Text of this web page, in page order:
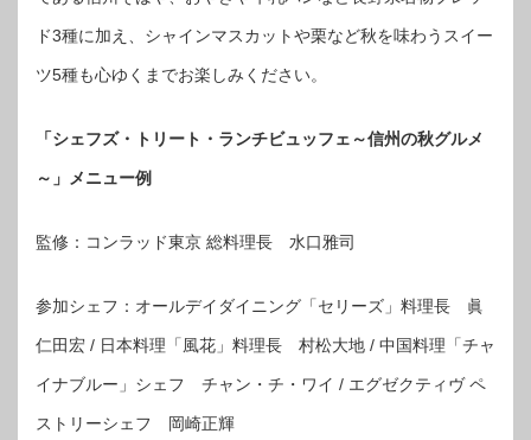
ド3種に加え、シャインマスカットや栗など秋を味わうスイー
ツ5種も心ゆくまでお楽しみください。
「シェフズ・トリート・ランチビュッフェ～信州の秋グルメ
～」メニュー例
監修：コンラッド東京 総料理長 水口雅司
参加シェフ：オールデイダイニング「セリーズ」料理長 眞
仁田宏 / 日本料理「風花」料理長 村松大地 / 中国料理「チャ
イナブルー」シェフ チャン・チ・ワイ / エグゼクティヴ ペ
ストリーシェフ 岡崎正輝